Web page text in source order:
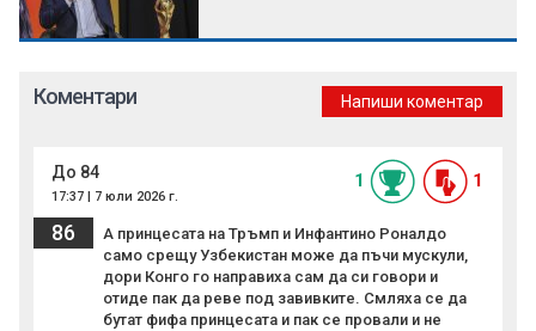
Коментари Напиши коментар
До 84
17:37 | 7 юли 2026 г.
1 1
86
А принцесата на Тръмп и Инфантино Роналдо
само срещу Узбекистан може да пъчи мускули,
дори Конго го направиха сам да си говори и
отиде пак да реве под завивките. Смляха се да
бутат фифа принцесата и пак се провали и не